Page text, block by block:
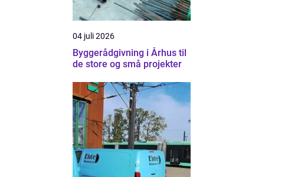
04 juli 2026
Byggerådgivning i Århus til
de store og små projekter